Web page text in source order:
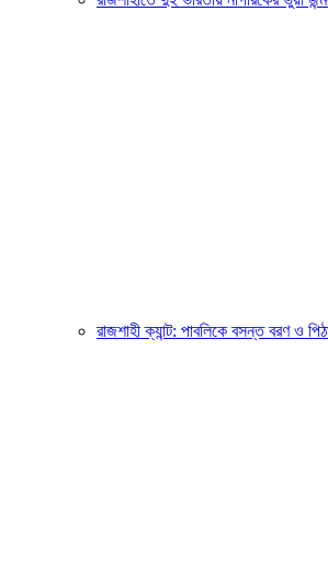
রাজশাহী ক্যান্ট: পাবলিকে বসন্ত বরণ ও